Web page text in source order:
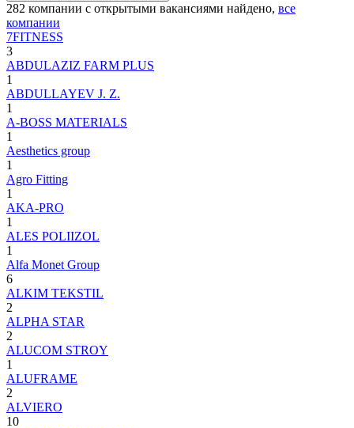
282 компании с открытыми вакансиями найдено, все
компании
7FITNESS
3
ABDULAZIZ FARM PLUS
1
ABDULLAYEV J. Z.
1
A-BOSS MATERIALS
1
Aesthetics group
1
Agro Fitting
1
AKA-PRO
1
ALES POLIIZOL
1
Alfa Monet Group
6
ALKIM TEKSTIL
2
ALPHA STAR
2
ALUCOM STROY
1
ALUFRAME
2
ALVIERO
10